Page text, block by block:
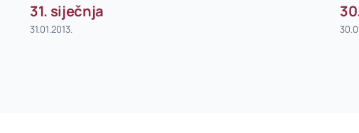
31. siječnja
31.01.2013.